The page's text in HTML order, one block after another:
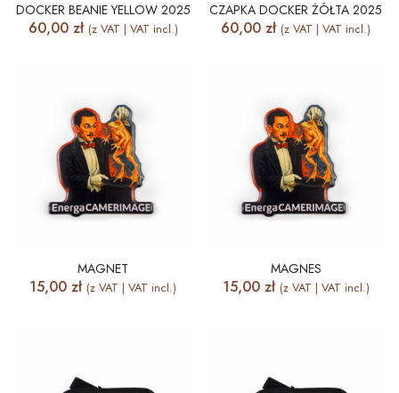
DOCKER BEANIE YELLOW 2025
60,00 zł (z VAT | VAT incl.)
CZAPKA DOCKER ŻÓŁTA 2025
60,00zł (z VAT | VAT incl.)
MAGNET
15,00zł (z VAT | VAT incl.)
MAGNES
15,00 zł (z VAT | VAT incl.)